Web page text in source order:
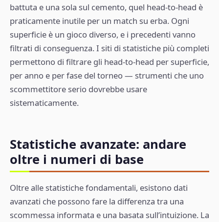
battuta e una sola sul cemento, quel head-to-head è
praticamente inutile per un match su erba. Ogni
superficie è un gioco diverso, e i precedenti vanno
filtrati di conseguenza. I siti di statistiche più completi
permettono di filtrare gli head-to-head per superficie,
per anno e per fase del torneo — strumenti che uno
scommettitore serio dovrebbe usare
sistematicamente.
Statistiche avanzate: andare
oltre i numeri di base
Oltre alle statistiche fondamentali, esistono dati
avanzati che possono fare la differenza tra una
scommessa informata e una basata sull’intuizione. La